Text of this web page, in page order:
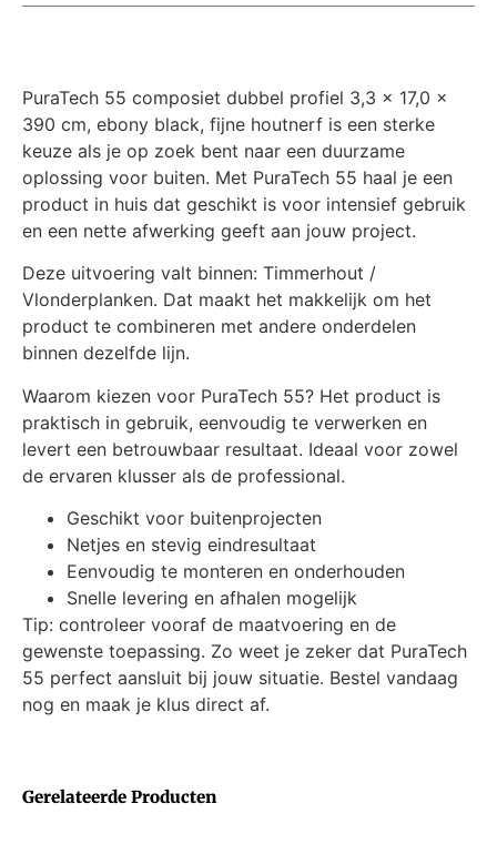
Gerelateerde Producten
PuraTech 55 composiet dubbel profiel 3,3 x 17,0 x
390 cm, ebony black, fijne houtnerf is een sterke
keuze als je op zoek bent naar een duurzame
oplossing voor buiten. Met PuraTech 55 haal je een
product in huis dat geschikt is voor intensief gebruik
en een nette afwerking geeft aan jouw project.
Deze uitvoering valt binnen: Timmerhout /
Vlonderplanken. Dat maakt het makkelijk om het
product te combineren met andere onderdelen
binnen dezelfde lijn.
Waarom kiezen voor PuraTech 55? Het product is
praktisch in gebruik, eenvoudig te verwerken en
levert een betrouwbaar resultaat. Ideaal voor zowel
de ervaren klusser als de professional.
Geschikt voor buitenprojecten
Netjes en stevig eindresultaat
Eenvoudig te monteren en onderhouden
Snelle levering en afhalen mogelijk
Tip: controleer vooraf de maatvoering en de
gewenste toepassing. Zo weet je zeker dat PuraTech
55 perfect aansluit bij jouw situatie. Bestel vandaag
nog en maak je klus direct af.